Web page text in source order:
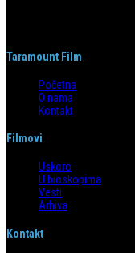
Taramount Film
Početna
O nama
Kontakt
Filmovi
Uskoro
U bioskopima
Vesti
Arhiva
Kontakt